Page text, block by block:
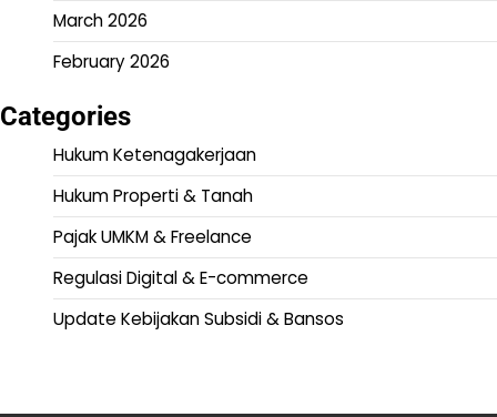
March 2026
February 2026
Categories
Hukum Ketenagakerjaan
Hukum Properti & Tanah
Pajak UMKM & Freelance
Regulasi Digital & E-commerce
Update Kebijakan Subsidi & Bansos